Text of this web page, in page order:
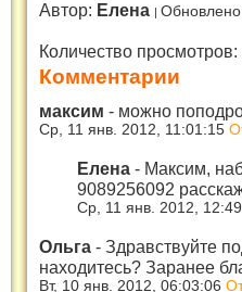
Автор: Елена
Количество просмотров:
Комментарии
максим - можно
Ср, 11 янв. 2012, 11:01:15
Елена - Максим,
9089256092
Ср, 11 янв. 2012,
Ольга - Здравствуйте
находитесь? Заранее
Вт, 10 янв. 2012, 06:03:06